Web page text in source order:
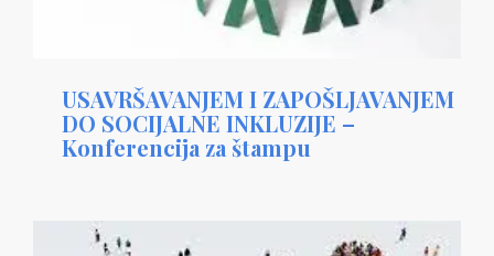
USAVRŠAVANJEM I ZAPOŠLJAVANJEM
DO SOCIJALNE INKLUZIJE –
Konferencija za štampu